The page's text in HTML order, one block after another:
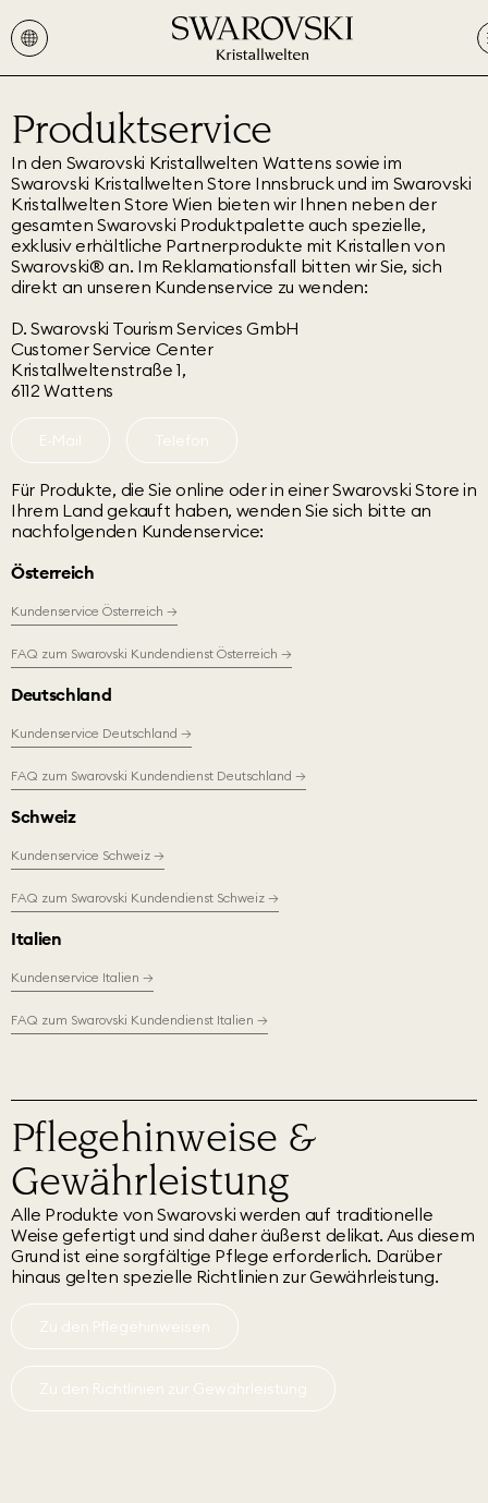
Produktservice
In den Swarovski Kristallwelten Wattens sowie im
Swarovski Kristallwelten Store Innsbruck und im Swarovski
Kristallwelten Store Wien bieten wir Ihnen neben der
gesamten Swarovski Produktpalette auch spezielle,
exklusiv erhältliche Partnerprodukte mit Kristallen von
Swarovski® an. Im Reklamationsfall bitten wir Sie, sich
direkt an unseren Kundenservice zu wenden:
D. Swarovski Tourism Services GmbH
Customer Service Center
Kristallweltenstraße 1,
6112 Wattens
E-Mail Telefon
Für Produkte, die Sie online oder in einer Swarovski Store in
Ihrem Land gekauft haben, wenden Sie sich bitte an
nachfolgenden Kundenservice:
Österreich
Kundenservice Österreich →
FAQ zum Swarovski Kundendienst Österreich →
Deutschland
Kundenservice Deutschland →
FAQ zum Swarovski Kundendienst Deutschland →
Schweiz
Kundenservice Schweiz →
FAQ zum Swarovski Kundendienst Schweiz →
Italien
Kundenservice Italien →
FAQ zum Swarovski Kundendienst Italien →
Pflegehinweise &
Gewährleistung
Alle Produkte von Swarovski werden auf traditionelle
Weise gefertigt und sind daher äußerst delikat. Aus diesem
Grund ist eine sorgfältige Pflege erforderlich. Darüber
hinaus gelten spezielle Richtlinien zur Gewährleistung.
Zu den Pflegehinweisen
Zu den Richtlinien zur Gewährleistung